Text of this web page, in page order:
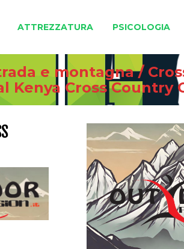
ATTREZZATURA PSICOLOGIA
e montagna/
Cross Country